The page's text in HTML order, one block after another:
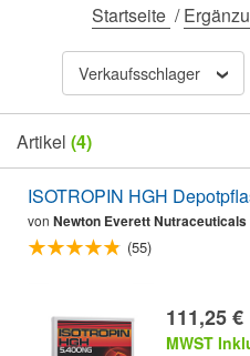
Startseite /
Verkaufsschlager
Artikel (4)
ISOTROPIN HGH
von Newton Everett Nutraceuticals
(55)
111,25 €
MWST